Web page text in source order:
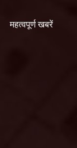
महत्वपूर्ण खबरें